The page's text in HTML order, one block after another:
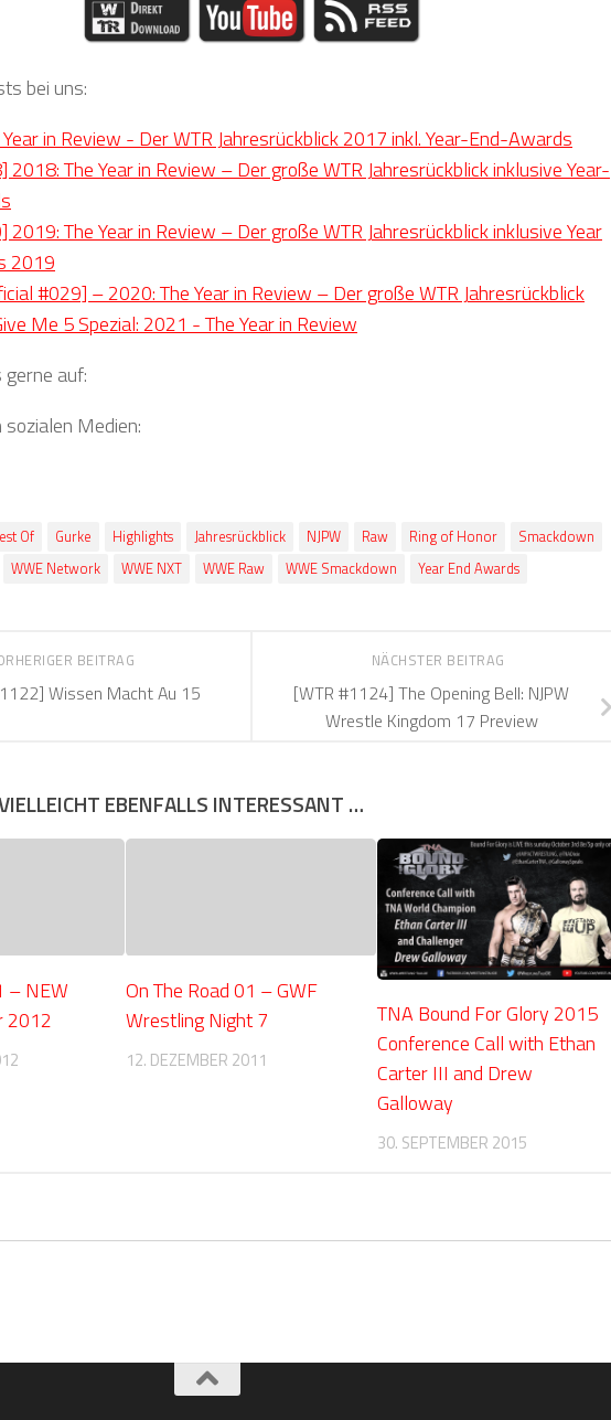
bei uns:
in Review - Der WTR Jahresrückblick 2017 inkl. Year-End-Awards
2018: The Year in Review – Der große WTR Jahresrückblick inklusive Year-
2019: The Year in Review – Der große WTR Jahresrückblick inklusive Year
2019
#029] – 2020: The Year in Review – Der große WTR Jahresrückblick
Me 5 Spezial: 2021 - The Year in Review
auf:
Medien:
Of Gurke Highlights Jahresrückblick NJPW Raw Ring of Honor
Smackdown
WWE Network WWE NXT WWE Raw WWE Smackdown Year End Awards
NÄCHSTER BEITRAG
[WTR #1124] The Opening Bell: NJPW
Wrestle Kingdom 17 Preview
BEITRAG
Wissen Macht Au 15
EBENFALLS INTERESSANT …
– NEW
2012
On The Road 01 – GWF
Wrestling Night 7
12. DEZEMBER 2011
TNA Bound For Glory 2015
Conference Call with Ethan
Carter III and Drew
Galloway
30. SEPTEMBER 2015